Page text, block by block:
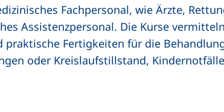
Fachpersonal, wie Ärzte,
Assistenzpersonal. Die Kurse
Fertigkeiten für die
oder Kreislaufstillstand,